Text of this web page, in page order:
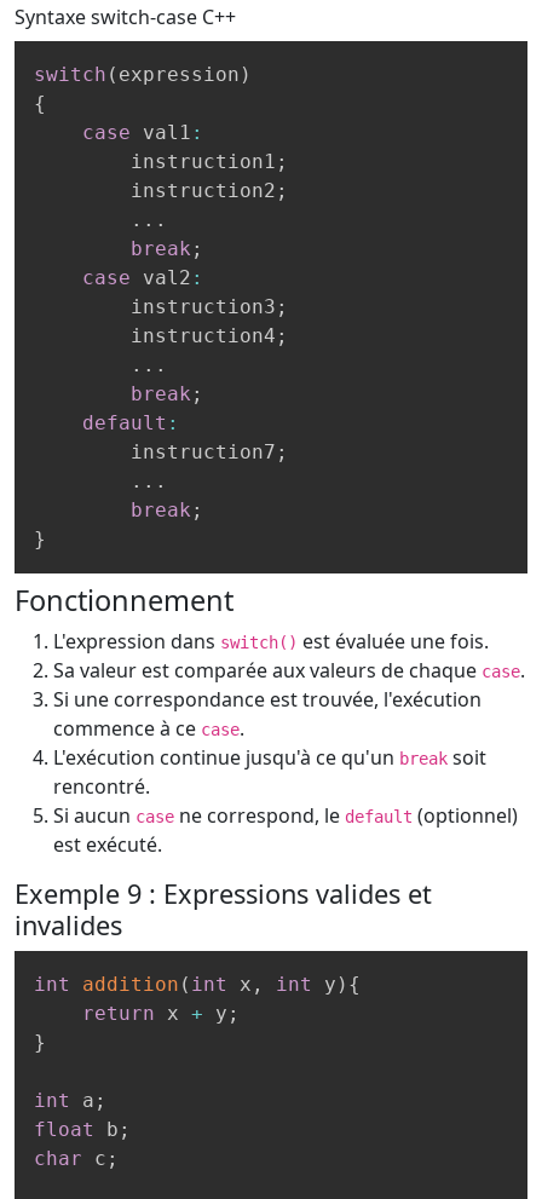
Syntaxe switch-case C++
switch ( expression )
{
case val1 :
        instruction1
;
        instruction2
;
. . .
break ;
case val2 :
        instruction3
;
        instruction4
;
. . .
break ;
default :
        instruction7
;
. . .
break ;
}
Fonctionnement
L'expression dans switch() est évaluée une fois.
Sa valeur est comparée aux valeurs de chaque case.
Si une correspondance est trouvée, l'exécution
commence à ce case.
L'exécution continue jusqu'à ce qu'un break soit
rencontré.
Si aucun case ne correspond, le default (optionnel)
est exécuté.
Exemple 9 : Expressions valides et
invalides
int addition ( int x , int y ) {
return x + y ;
}
int a ;
float
b ;
char c ;